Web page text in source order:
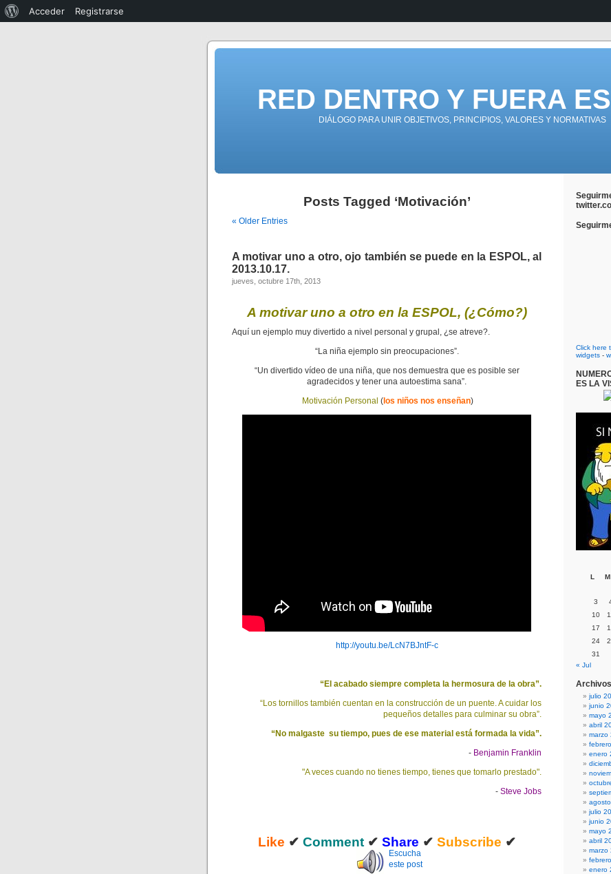
RED DENTRO Y FUERA
DIÁLOGO PARA UNIR OBJETIVOS, PRINCIPIOS, VALORES Y NORMATIVAS
Posts Tagged ‘Motivación’
« Older Entries
A motivar uno a otro, ojo también se puede en la ESPOL, al
2013.10.17.
jueves, octubre 17th, 2013
A motivar uno a otro en la ESPOL, (¿Cómo?)
Aquí un ejemplo muy divertido a nivel personal y grupal, ¿se atreve?.
“La niña ejemplo sin preocupaciones”.
“Un divertido vídeo de una niña, que nos demuestra que es posible ser
agradecidos y tener una autoestima sana”.
Motivación Personal ( los niños nos enseñan)
http://youtu.be/LcN7BJntF-c
“El acabado siempre completa la hermosura de la obra”.
“Los tornillos también cuentan en la construcción de un puente. A cuidar los
pequeños detalles para culminar su obra”.
“No malgaste su tiempo, pues de ese material está formada la vida”.
- Benjamin Franklin
"A veces cuando no tienes tiempo, tienes que tomarlo prestado".
- Steve Jobs
Like ✔ Comment✔ Share ✔ Subscribe ✔
Escucha
este post
Click here
widgets -
ES LA
L M
3
10
17
24
31
« Jul
Archivos
julio
junio
mayo
abril
marzo
enero
julio
junio
mayo
abril
marzo
enero
Acceder Registrarse